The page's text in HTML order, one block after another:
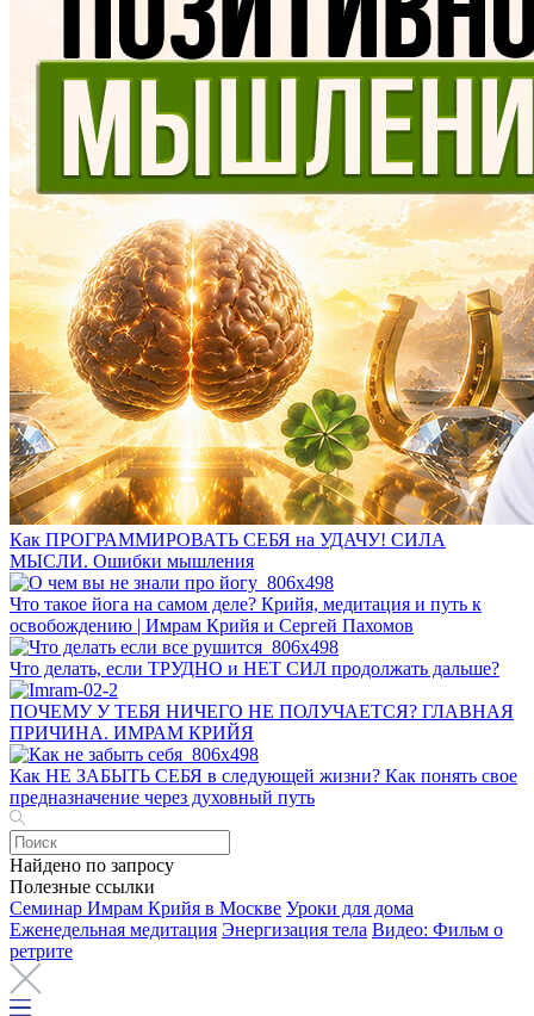
Как ПРОГРАММИРОВАТЬ СЕБЯ на УДАЧУ! СИЛА
МЫСЛИ. Ошибки мышления
Что такое йога на самом деле? Крийя, медитация и путь к
освобождению | Имрам Крийя и Сергей Пахомов
Что делать, если ТРУДНО и НЕТ СИЛ продолжать дальше?
ПОЧЕМУ У ТЕБЯ НИЧЕГО НЕ ПОЛУЧАЕТСЯ? ГЛАВНАЯ
ПРИЧИНА. ИМРАМ КРИЙЯ
Как НЕ ЗАБЫТЬ СЕБЯ в следующей жизни? Как понять свое
предназначение через духовный путь
Найдено по запросу
Полезные ссылки
Семинар Имрам Крийя в Москве Уроки для дома
Еженедельная медитация Энергизация тела Видео: Фильм о
ретрите